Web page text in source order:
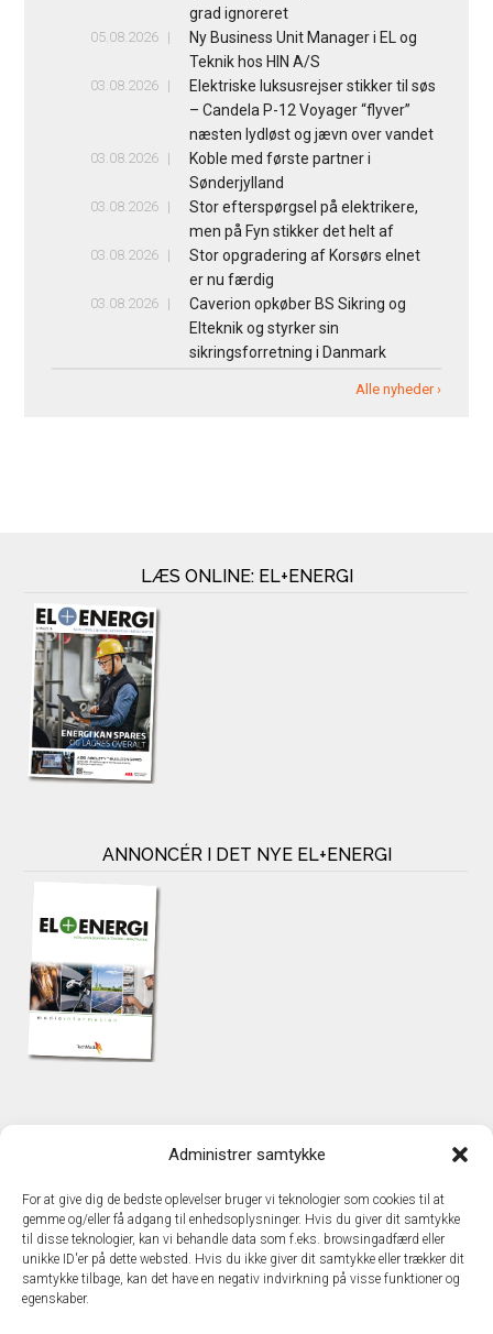
Administrer samtykke
For at give dig de bedste oplevelser bruger vi teknologier som cookies til at
gemme og/eller få adgang til enhedsoplysninger. Hvis du giver dit samtykke
til disse teknologier, kan vi behandle data som f.eks. browsingadfærd eller
unikke ID'er på dette websted. Hvis du ikke giver dit samtykke eller trækker dit
samtykke tilbage, kan det have en negativ indvirkning på visse funktioner og
egenskaber.
grad ignoreret
05.08.2026
Ny Business Unit Manager i EL og
Teknik hos HIN A/S
03.08.2026
Elektriske luksusrejser stikker til søs
– Candela P-12 Voyager “flyver”
næsten lydløst og jævn over vandet
03.08.2026
Koble med første partner i
Sønderjylland
03.08.2026
Stor efterspørgsel på elektrikere,
men på Fyn stikker det helt af
03.08.2026
Stor opgradering af Korsørs elnet
er nu færdig
03.08.2026
Caverion opkøber BS Sikring og
Elteknik og styrker sin
sikringsforretning i Danmark
Alle nyheder ›
LÆS ONLINE: EL+ENERGI
ANNONCÉR I DET NYE EL+ENERGI
TechMedia A/S
DK – 2600 Glostrup
www.techmedia.dk
Telefon: +45 43 24 26 28
E-mail:info@techmedia.dk